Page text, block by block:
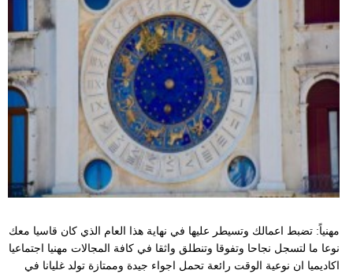
مهنياً: تضبط اعمالك وتسيطر عليها في نهاية هذا العام الذي كان قاسيا معك
نوعا ما لتسجل نجاحا وتفوقا وتنطلق واثقا في كافة المجالات مهنيا اجتماعيا
اكاديميا ان نوعية الوقت رائعة تحمل اجواء جيدة وممتازة تولد غليانا في